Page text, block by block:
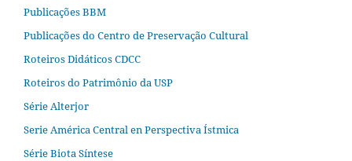
Publicações BBM
Publicações do Centro de Preservação Cultural
Roteiros Didáticos CDCC
Roteiros do Patrimônio da USP
Série Alterjor
Serie América Central en Perspectiva Ístmica
Série Biota Síntese